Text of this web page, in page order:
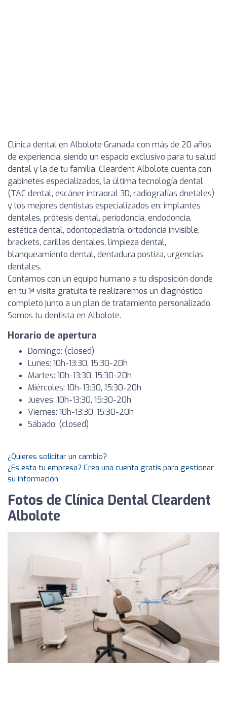
Clínica dental en Albolote Granada con más de 20 años
de experiencia, siendo un espacio exclusivo para tu salud
dental y la de tu familia. Cleardent Albolote cuenta con
gabinetes especializados, la última tecnología dental
(TAC dental, escáner intraoral 3D, radiografías dnetales)
y los mejores dentistas especializados en: implantes
dentales, prótesis dental, periodoncia, endodoncia,
estética dental, odontopediatría, ortodoncia invisible,
brackets, carillas dentales, limpieza dental,
blanqueamiento dental, dentadura postiza, urgencias
dentales.
Contamos con un equipo humano a tu disposición donde
en tu 1ª visita gratuita te realizaremos un diagnóstico
completo junto a un plan de tratamiento personalizado.
Somos tu dentista en Albolote.
Horario de apertura
Domingo: (closed)
Lunes: 10h-13:30, 15:30-20h
Martes: 10h-13:30, 15:30-20h
Miércoles: 10h-13:30, 15:30-20h
Jueves: 10h-13:30, 15:30-20h
Viernes: 10h-13:30, 15:30-20h
Sábado: (closed)
¿Quieres solicitar un cambio?
¿Es esta tu empresa? Crea una cuenta gratis para gestionar
su información
Fotos de Clínica Dental Cleardent
Albolote